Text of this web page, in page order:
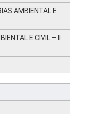
AMBIENTAL E
E CIVIL – II